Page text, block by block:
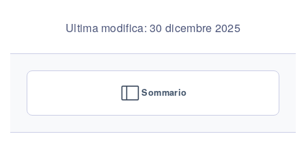
Ultima modifica: 30 dicembre 2025
Sommario